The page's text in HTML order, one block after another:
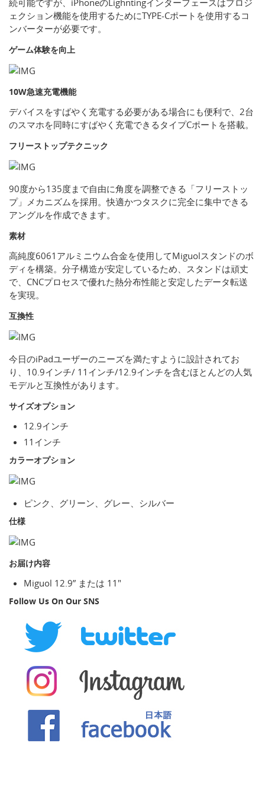
続可能ですが、iPhoneのLighntingインターフェースはプロジ
ェクション機能を使用するためにTYPE-Cポートを使用するコ
ンバーターが必要です。
ゲーム体験を向上
10W急速充電機能
デバイスをすばやく充電する必要がある場合にも便利で、2台
のスマホを同時にすばやく充電できるタイプCポートを搭載。
フリーストップテクニック
90度から135度まで自由に角度を調整できる「フリーストッ
プ」メカニズムを採用。快適かつタスクに完全に集中できる
アングルを作成できます。
素材
高純度6061アルミニウム合金を使用してMiguolスタンドのボ
ディを構築。分子構造が安定しているため、スタンドは頑丈
で、CNCプロセスで優れた熱分布性能と安定したデータ転送
を実現。
互換性
今日のiPadユーザーのニーズを満たすように設計されてお
り、10.9インチ/ 11インチ/12.9インチを含むほとんどの人気
モデルと互換性があります。
サイズオプション
12.9インチ
11インチ
カラーオプション
ピンク、グリーン、グレー、シルバー
仕様
お届け内容
Miguol 12.9” または 11"
Follow Us On Our SNS